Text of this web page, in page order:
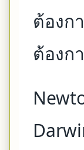
ต้องก
ต้องก